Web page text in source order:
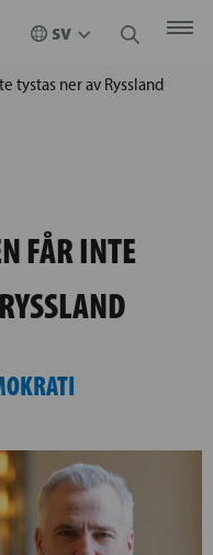
tystas ner av Ryssland
FÅR INTE